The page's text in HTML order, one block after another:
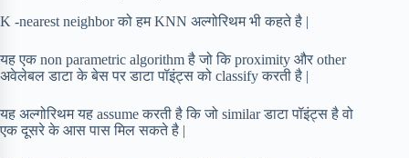
K -nearest neighbor को हम KNN अल्गोरिथम भी कहते है |
यह एक non parametric algorithm है जो कि proximity और other
अवेलेबल डाटा के बेस पर डाटा पॉइंट्स को classify करती है |
यह अल्गोरिथम यह assume करती है कि जो similar डाटा पॉइंट्स है वो
एक दूसरे के आस पास मिल सकते है |